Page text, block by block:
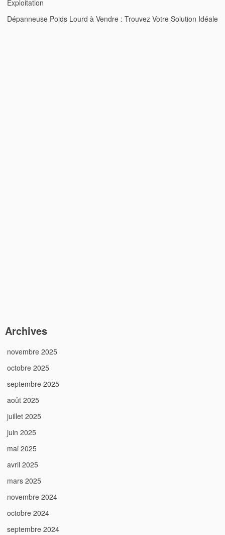
Exploitation
Dépanneuse Poids Lourd à Vendre : Trouvez Votre Solution Idéale
Archives
novembre 2025
octobre 2025
septembre 2025
août 2025
juillet 2025
juin 2025
mai 2025
avril 2025
mars 2025
novembre 2024
octobre 2024
septembre 2024